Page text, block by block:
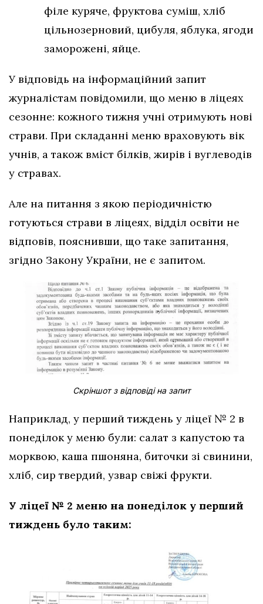
філе куряче, фруктова суміш, хліб
цільнозерновий, цибуля, яблука, ягоди
заморожені, яйце.
У відповідь на інформаційний запит
журналістам повідомили, що меню в ліцеях
сезонне: кожного тижня учні отримують нові
страви. При складанні меню враховують вік
учнів, а також вміст білків, жирів і вуглеводів
у стравах.
Але на питання з якою періодичністю
готуються страви в ліцеях, відділ освіти не
відповів, пояснивши, що таке запитання,
згідно Закону України, не є запитом.
Скріншот з відповіді на запит
Наприклад, у перший тиждень у ліцеї № 2 в
понеділок у меню були: салат з капустою та
морквою, каша пшоняна, биточки зі свинини,
хліб, сир твердий, узвар свіжі фрукти.
У ліцеї № 2 меню на понеділок у перший
тиждень було таким: